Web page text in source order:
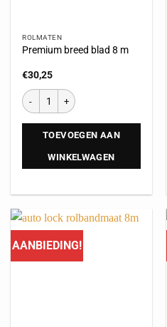
ROLMATEN
Premium breed blad 8 m
€30,25
TOEVOEGEN AAN
WINKELWAGEN
AANBIEDING!